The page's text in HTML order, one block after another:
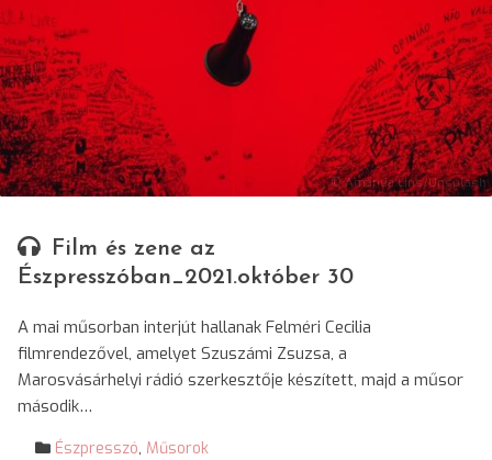
© Amanda Lins/Unsplash
Film és zene az
Észpresszóban_2021.október 30
A mai műsorban interjút hallanak Felméri Cecilia
filmrendezővel, amelyet Szuszámi Zsuzsa, a
Marosvásárhelyi rádió szerkesztője készített, majd a műsor
második…
Észpresszó, Műsorok